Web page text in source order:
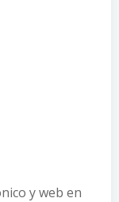
y web en